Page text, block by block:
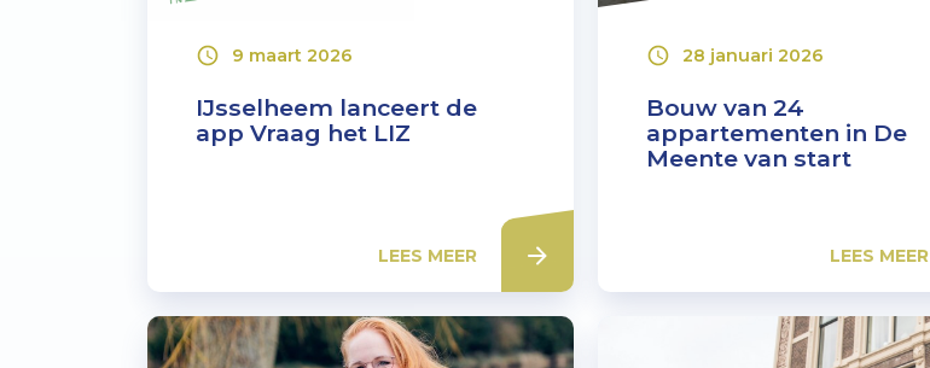
IJsselheem lanceert de
app Vraag het LIZ
9 maart 2026
LEES MEER
Bouw van 24
appartementen in De
Meente van start
28 januari 2026
LEES MEER